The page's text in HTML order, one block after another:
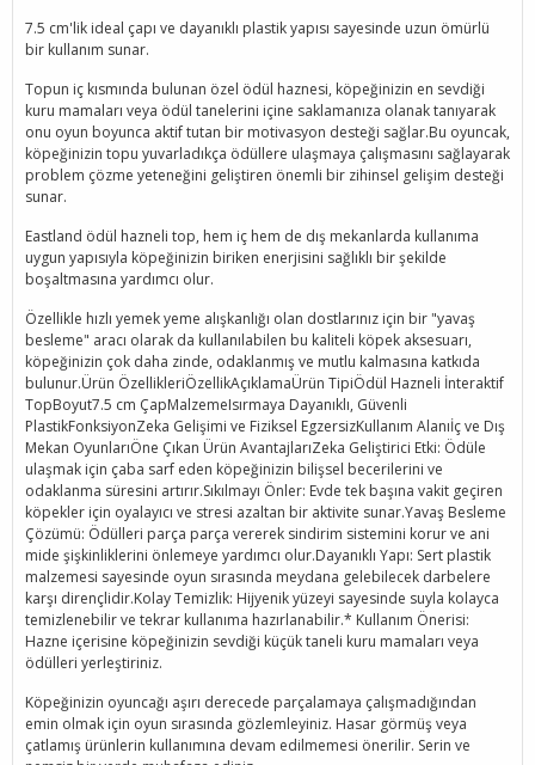
7.5 cm'lik ideal çapı ve dayanıklı plastik yapısı sayesinde uzun ömürlü
bir kullanım sunar.
Topun iç kısmında bulunan özel ödül haznesi, köpeğinizin en sevdiği
kuru mamaları veya ödül tanelerini içine saklamanıza olanak tanıyarak
onu oyun boyunca aktif tutan bir motivasyon desteği sağlar.Bu oyuncak,
köpeğinizin topu yuvarladıkça ödüllere ulaşmaya çalışmasını sağlayarak
problem çözme yeteneğini geliştiren önemli bir zihinsel gelişim desteği
sunar.
Eastland ödül hazneli top, hem iç hem de dış mekanlarda kullanıma
uygun yapısıyla köpeğinizin biriken enerjisini sağlıklı bir şekilde
boşaltmasına yardımcı olur.
Özellikle hızlı yemek yeme alışkanlığı olan dostlarınız için bir "yavaş
besleme" aracı olarak da kullanılabilen bu kaliteli köpek aksesuarı,
köpeğinizin çok daha zinde, odaklanmış ve mutlu kalmasına katkıda
bulunur.Ürün ÖzellikleriÖzellikAçıklamaÜrün TipiÖdül Hazneli İnteraktif
TopBoyut7.5 cm ÇapMalzemeIsırmaya Dayanıklı, Güvenli
PlastikFonksiyonZeka Gelişimi ve Fiziksel EgzersizKullanım Alanıİç ve Dış
Mekan OyunlarıÖne Çıkan Ürün AvantajlarıZeka Geliştirici Etki: Ödüle
ulaşmak için çaba sarf eden köpeğinizin bilişsel becerilerini ve
odaklanma süresini artırır.Sıkılmayı Önler: Evde tek başına vakit geçiren
köpekler için oyalayıcı ve stresi azaltan bir aktivite sunar.Yavaş Besleme
Çözümü: Ödülleri parça parça vererek sindirim sistemini korur ve ani
mide şişkinliklerini önlemeye yardımcı olur.Dayanıklı Yapı: Sert plastik
malzemesi sayesinde oyun sırasında meydana gelebilecek darbelere
karşı dirençlidir.Kolay Temizlik: Hijyenik yüzeyi sayesinde suyla kolayca
temizlenebilir ve tekrar kullanıma hazırlanabilir.* Kullanım Önerisi:
Hazne içerisine köpeğinizin sevdiği küçük taneli kuru mamaları veya
ödülleri yerleştiriniz.
Köpeğinizin oyuncağı aşırı derecede parçalamaya çalışmadığından
emin olmak için oyun sırasında gözlemleyiniz. Hasar görmüş veya
çatlamış ürünlerin kullanımına devam edilmemesi önerilir. Serin ve